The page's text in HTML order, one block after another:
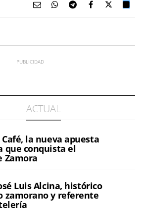
ACTUAL
la nueva apuesta
que conquista el
Zamora
Luis Alcina, histórico
zamorano y referente